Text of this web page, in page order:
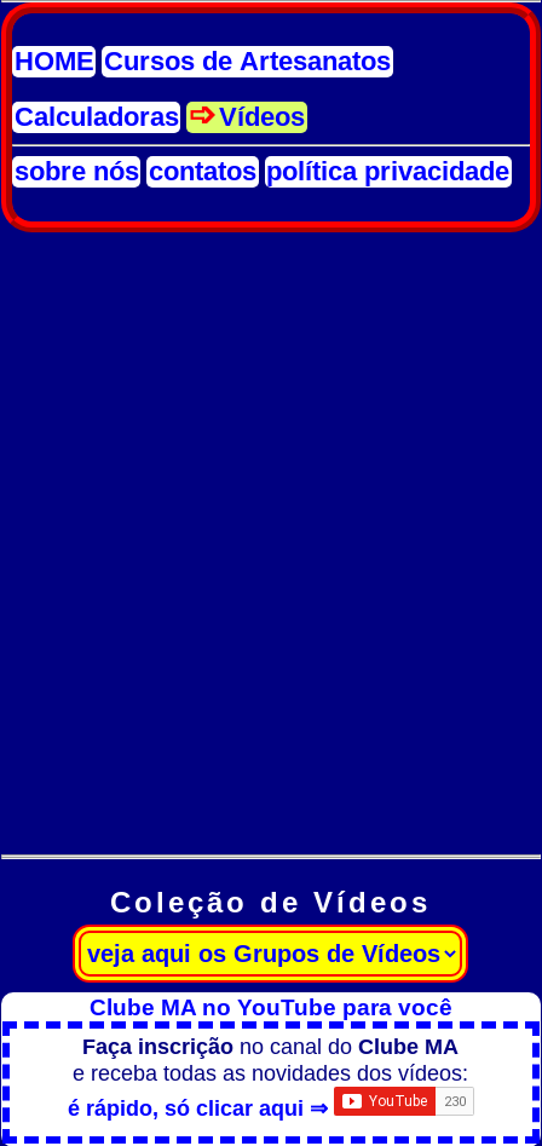
HOME Cursos de Artesanatos
Calculadoras
Vídeos
sobre nós contatos política privacidade
Coleção de Vídeos
Clube MA no YouTube para você
Faça inscrição no canal doClube MA
e receba todas as novidades dos vídeos:
é rápido, só clicar aqui ⇒